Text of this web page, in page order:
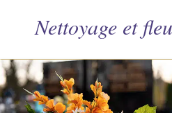
Nettoyage et